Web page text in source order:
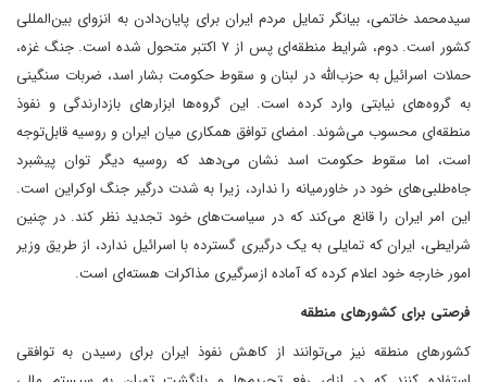
سید‌محمد خاتمی، بیانگر تمایل مردم ایران برای پایان‌دادن به انزوای بین‌المللی
کشور است. دوم، شرایط منطقه‌ای پس از ۷ اکتبر متحول شده است. جنگ غزه،
حملات اسرائیل به حزب‌الله در لبنان و سقوط حکومت بشار اسد، ضربات سنگینی
به گروه‌های نیابتی وارد کرده است. این گروه‌ها ابزارهای بازدارندگی و نفوذ
منطقه‌ای محسوب می‌شوند. امضای توافق همکاری میان ایران و روسیه قابل‌توجه
است، اما سقوط حکومت اسد نشان می‌دهد که روسیه دیگر توان پیشبرد
جاه‌طلبی‌های خود در خاورمیانه را ندارد، زیرا به ‌شدت درگیر جنگ اوکراین است.
این امر ایران را قانع می‌کند که در سیاست‌های خود تجدید نظر کند. در چنین
شرایطی، ایران که تمایلی به یک درگیری گسترده با اسرائیل ندارد، از طریق وزیر
امور خارجه خود اعلام کرده که آماده ازسرگیری مذاکرات هسته‌ای است.
فرصتی برای کشورهای منطقه
کشورهای منطقه نیز می‌توانند از کاهش نفوذ ایران برای رسیدن به توافقی